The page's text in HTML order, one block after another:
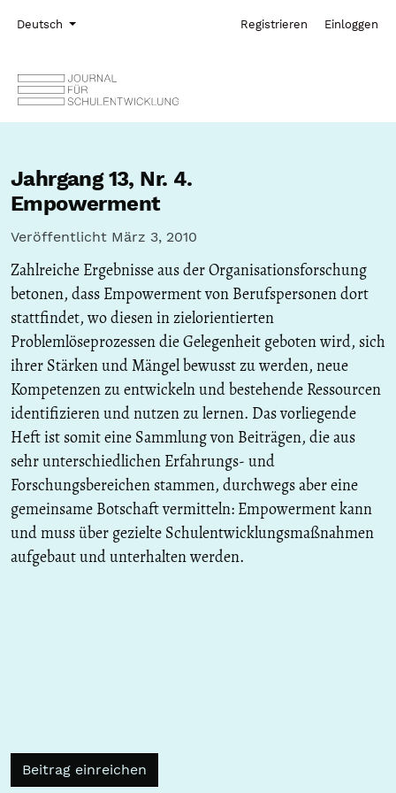
Sprache
Deutsch
Administrationsmenü Registrieren Einloggen
Jahrgang 13, Nr. 4.
Empowerment
Veröffentlicht März 3, 2010
Zahlreiche Ergebnisse aus der Organisationsforschung
betonen, dass Empowerment von Berufspersonen dort
stattfindet, wo diesen in zielorientierten
Problemlöseprozessen die Gelegenheit geboten wird, sich
ihrer Stärken und Mängel bewusst zu werden, neue
Kompetenzen zu entwickeln und bestehende Ressourcen
identifizieren und nutzen zu lernen. Das vorliegende
Heft ist somit eine Sammlung von Beiträgen, die aus
sehr unterschiedlichen Erfahrungs- und
Forschungsbereichen stammen, durchwegs aber eine
gemeinsame Botschaft vermitteln: Empowerment kann
und muss über gezielte Schulentwicklungsmaßnahmen
aufgebaut und unterhalten werden.
Beitrag einreichen